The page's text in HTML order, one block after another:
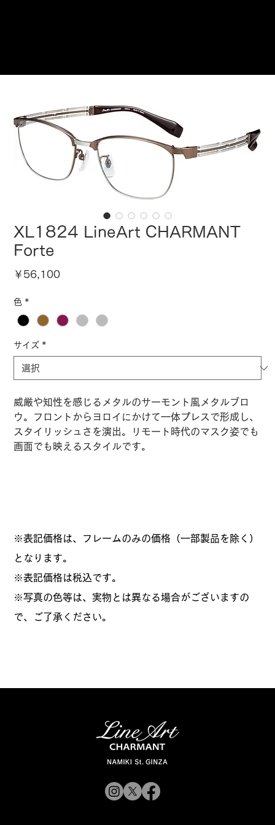
XL1824 LineArt CHARMANT
Forte
￥56,100価
色 *
サイズ *
威厳や知性を感じるメタルのサーモント風メタルブロ
ウ。フロントからヨロイにかけて一体プレスで形成し、
スタイリッシュさを演出。リモート時代のマスク姿でも
画面でも映えるスタイルです。
※表記価格は、フレームのみの価格（一部製品を除く）
となります。
​※表記価格は税込です。
※写真の色等は、実物とは異なる場合がございますの
で、ご了承ください。